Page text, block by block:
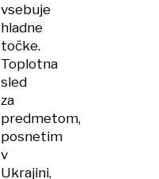
vsebuje
hladne
točke.
Toplotna
sled
za
predmetom,
posnetim
v
Ukrajini,